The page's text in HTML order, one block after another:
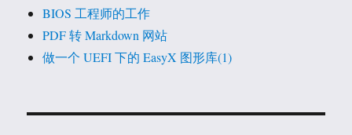
BIOS 工程师的工作
PDF 转 Markdown 网站
做一个 UEFI 下的 EasyX 图形库(1)